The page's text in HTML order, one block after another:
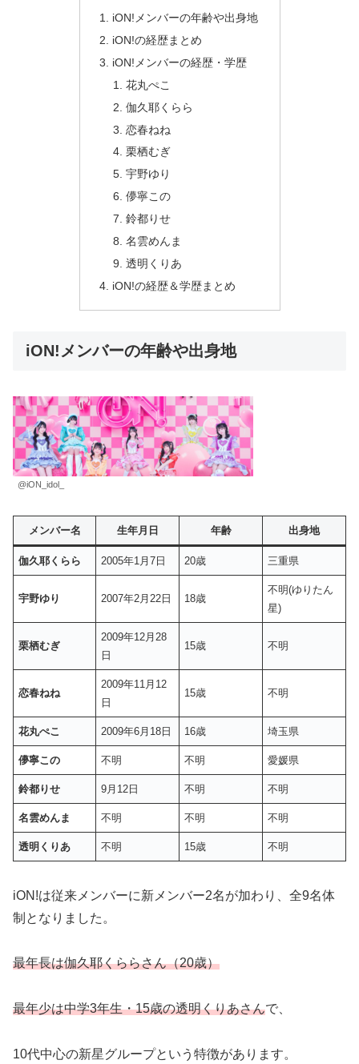
iON!メンバーの年齢や出身地
iON!の経歴まとめ
iON!メンバーの経歴・学歴
花丸ぺこ
伽久耶くらら
恋春ねね
栗栖むぎ
宇野ゆり
儚寧この
鈴都りせ
名雲めんま
透明くりあ
iON!の経歴＆学歴まとめ
iON!メンバーの年齢や出身地
@iON_idol_
メンバー名 生年月日 年齢 出身地
伽久耶くらら 2005年1月7日 20歳 三重県
宇野ゆり 2007年2月22日 18歳
不明(ゆりたん
星)
栗栖むぎ
2009年12月28
日
15歳 不明
恋春ねね
2009年11月12
日
15歳 不明
花丸ぺこ 2009年6月18日 16歳 埼玉県
儚寧この 不明 不明 愛媛県
鈴都りせ 9月12日 不明 不明
名雲めんま 不明 不明 不明
透明くりあ 不明 15歳 不明
iON!は従来メンバーに新メンバー2名が加わり、全9名体
制となりました。
最年長は伽久耶くららさん（20歳）
最年少は中学3年生・15歳の透明くりあさんで、
10代中心の新星グループという特徴があります。